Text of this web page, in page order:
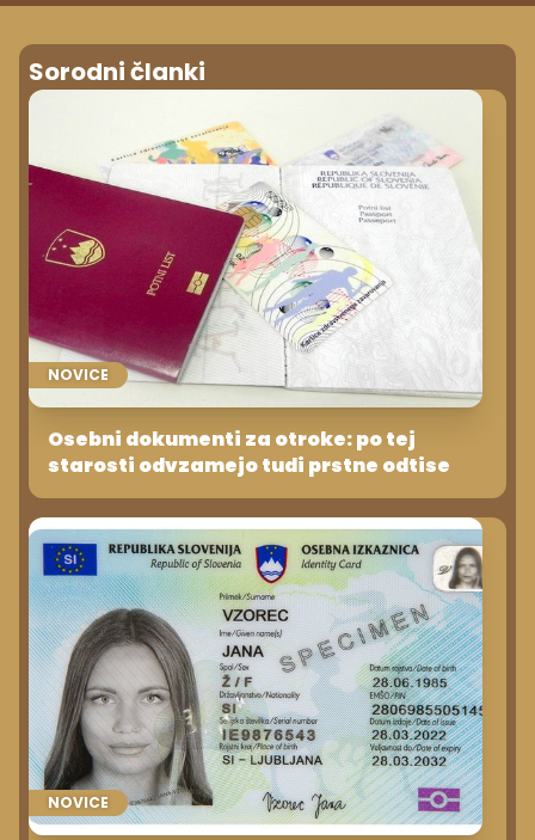
Sorodni članki
NOVICE
Osebni dokumenti za otroke: po tej
starosti odvzamejo tudi prstne odtise
NOVICE